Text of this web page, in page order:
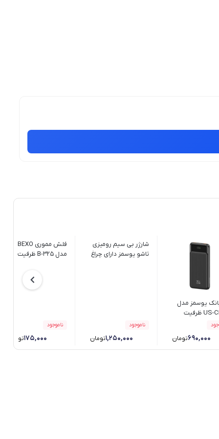
یوسمز مدل
US-CD197 ظرفیت
۶۹۰,۰۰۰تومان
شارژر بی سیم رومیزی
تاشو یوسمز دارای چراغ
ناموجود
۱,۲۵۰,۰۰۰تومان
فلش مموری BEXO
ناموجود
۱۷۵,۰۰۰تومان